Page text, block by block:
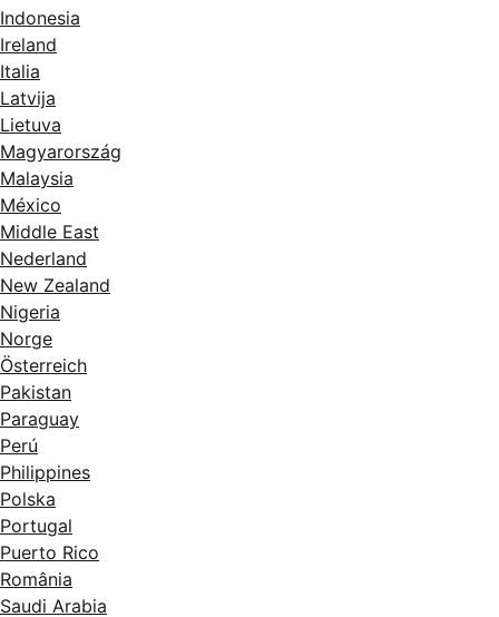
Indonesia
Ireland
Italia
Latvija
Lietuva
Magyarország
Malaysia
México
Middle East
Nederland
New Zealand
Nigeria
Norge
Österreich
Pakistan
Paraguay
Perú
Philippines
Polska
Portugal
Puerto Rico
România
Saudi Arabia